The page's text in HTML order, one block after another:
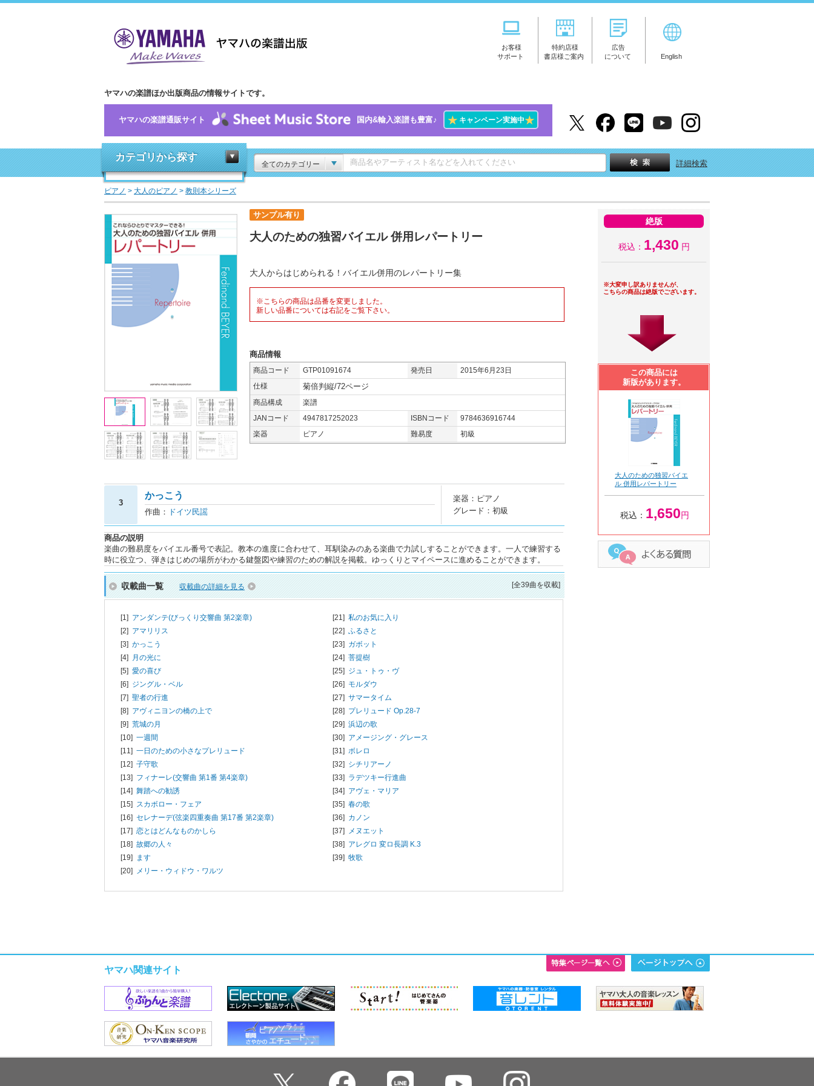
お客様
サポート
特約店様
書店様ご案内
広告
について
English
ヤマハの楽譜ほか出版商品の情報サイトです。
ヤマハの楽譜通販サイト 国内&輸入楽譜も豊富♪ ★キャンペーン実施中★
カテゴリから探す
全てのカテゴリー 詳細検索
ピアノ > 大人のピアノ > 教則本シリーズ
サンプル有り
大人のための独習バイエル 併用レパートリー
大人からはじめられる！バイエル併用のレパートリー集
※こちらの商品は品番を変更しました。
新しい品番については右記をご覧下さい。
商品情報
商品コード GTP01091674 発売日
2015年6月23日
仕様
菊倍判縦/72ページ
商品構成
楽譜
JANコード
4947817252023 ISBNコード
9784636916744
楽器
ピアノ 難易度 初級
3
かっこう
作曲： ドイツ民謡
楽器：ピアノ
グレード：初級
商品の説明
楽曲の難易度をバイエル番号で表記。教本の進度に合わせて、耳馴染みのある楽曲で力試しすることができます。一人で練習する
時に役立つ、弾きはじめの場所がわかる鍵盤図や練習のための解説を掲載。ゆっくりとマイペースに進めることができます。
収載曲一覧 収載曲の詳細を見る [全39曲を収載]
[1] アンダンテ(びっくり交響曲 第2楽章)
[2] アマリリス
[3] かっこう
[4] 月の光に
[5] 愛の喜び
[6] ジングル・ベル
[7] 聖者の行進
[8] アヴィニヨンの橋の上で
[9] 荒城の月
[10] 一週間
[11] 一日のための小さなプレリュード
[12] 子守歌
[13] フィナーレ(交響曲 第1番 第4楽章)
[14] 舞踏への勧誘
[15] スカボロー・フェア
[16] セレナーデ(弦楽四重奏曲 第17番 第2楽章)
[17] 恋とはどんなものかしら
[18] 故郷の人々
[19] ます
[20] メリー・ウィドウ・ワルツ
[21] 私のお気に入り
[22] ふるさと
[23] ガボット
[24] 菩提樹
[25] ジュ・トゥ・ヴ
[26] モルダウ
[27] サマータイム
[28] プレリュード Op.28-7
[29] 浜辺の歌
[30] アメージング・グレース
[31] ボレロ
[32] シチリアーノ
[33] ラデツキー行進曲
[34] アヴェ・マリア
[35] 春の歌
[36] カノン
[37] メヌエット
[38] アレグロ 変ロ長調 K.3
[39] 牧歌
絶版
税込： 1,430 円
※大変申し訳ありませんが、
こちらの商品は絶版でございます。
この商品には
新版があります。
大人のための独習バイエ
ル 併用レパートリー
税込： 1,650円
ヤマハ関連サイト